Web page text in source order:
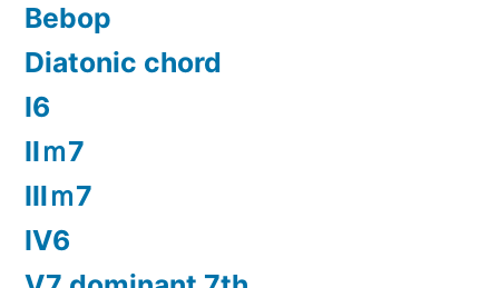
Bebop
Diatonic chord
Ⅰ6
Ⅱｍ7
Ⅲｍ7
Ⅳ6